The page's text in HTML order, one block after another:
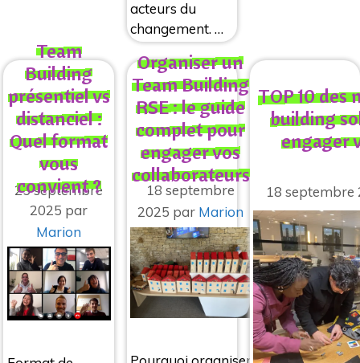
acteurs du
changement. …
Team
Building
présentiel vs
distanciel :
Quel format
vous
convient ?
25 septembre
2025 par
Marion
Organiser un
Team Building
RSE : le guide
complet pour
engager vos
collaborateurs
18 septembre
2025 par Marion
TOP 10 des
building
engager
18 septembre